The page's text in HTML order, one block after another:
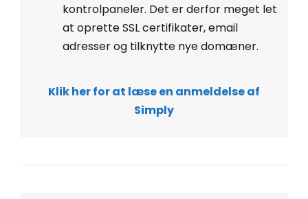
kontrolpaneler. Det er derfor meget let
at oprette SSL certifikater, email
adresser og tilknytte nye domæner.
Klik her for at læse en anmeldelse af
Simply